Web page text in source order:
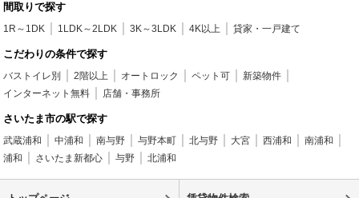
間取りで探す
1R～1DK 1LDK～2LDK 3K～3LDK 4K以上 貸家・一戸建て
こだわりの条件で探す
バストイレ別 2階以上 オートロック ペット可
新築物件
インターネット無料
店舗・事務所
さいたま市の駅で探す
武蔵浦和 中浦和 南与野 与野本町 北与野 大宮 西浦和
南浦和
浦和
さいたま新都心 与野 北浦和